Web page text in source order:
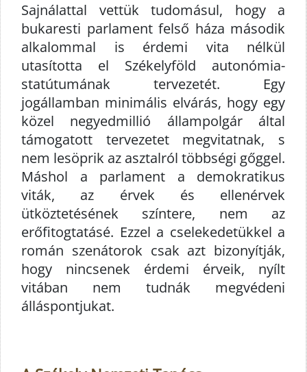
Sajnálattal vettük tudomásul, hogy a
bukaresti parlament felső háza második
alkalommal is érdemi vita nélkül
utasította el Székelyföld autonómia-
statútumának tervezetét. Egy
jogállamban minimális elvárás, hogy egy
közel negyedmillió állampolgár által
támogatott tervezetet megvitatnak, s
nem lesöprik az asztalról többségi gőggel.
Máshol a parlament a demokratikus
viták, az érvek és ellenérvek
ütköztetésének színtere, nem az
erőfitogtatásé. Ezzel a cselekedetükkel a
román szenátorok csak azt bizonyítják,
hogy nincsenek érdemi érveik, nyílt
vitában nem tudnák megvédeni
álláspontjukat.